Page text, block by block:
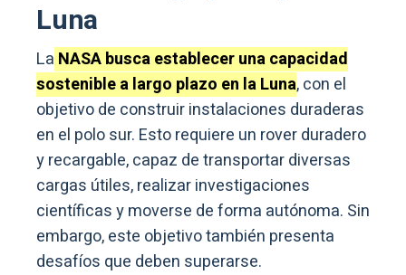
Luna
La NASA busca establecer una capacidad
sostenible a largo plazo en la Luna, con el
objetivo de construir instalaciones duraderas
en el polo sur. Esto requiere un rover duradero
y recargable, capaz de transportar diversas
cargas útiles, realizar investigaciones
científicas y moverse de forma autónoma. Sin
embargo, este objetivo también presenta
desafíos que deben superarse.